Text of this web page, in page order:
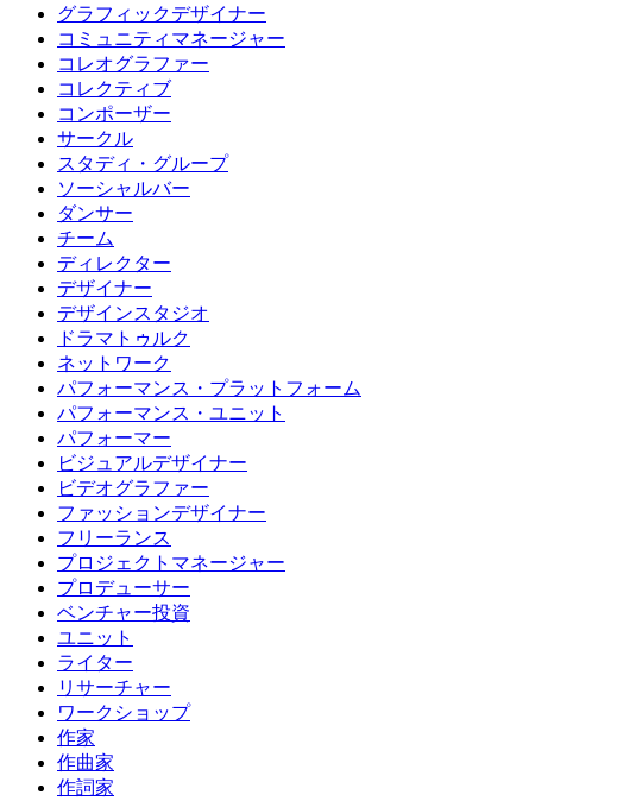
グラフィックデザイナー
コミュニティマネージャー
コレオグラファー
コレクティブ
コンポーザー
サークル
スタディ・グループ
ソーシャルバー
ダンサー
チーム
ディレクター
デザイナー
デザインスタジオ
ドラマトゥルク
ネットワーク
パフォーマンス・プラットフォーム
パフォーマンス・ユニット
パフォーマー
ビジュアルデザイナー
ビデオグラファー
ファッションデザイナー
フリーランス
プロジェクトマネージャー
プロデューサー
ベンチャー投資
ユニット
ライター
リサーチャー
ワークショップ
作家
作曲家
作詞家